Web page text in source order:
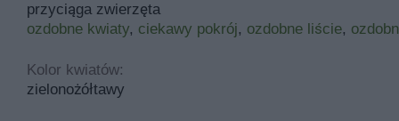
przyciąga zwierzęta
ozdobne kwiaty, ciekawy pokrój, ozdobne liście,
Kolor kwiatów:
zielonożółtawy